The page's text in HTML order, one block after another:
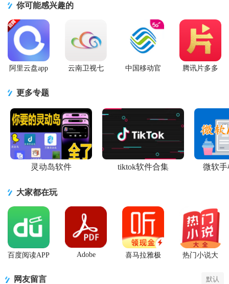
你可能感兴趣的
阿里云盘app
云南卫视七
中国移动官
腾讯片多多
更多专题
灵动岛软件 tiktok软件合集 微软手
大家都在玩
百度阅读APP
Adobe
喜马拉雅极
热门小说大
网友留言 默认